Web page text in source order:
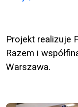
Projekt realizuje
Razem i
Warszawa.